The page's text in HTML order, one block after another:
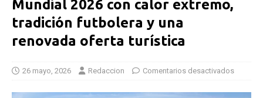
Mundial 2026 con calor extremo,
tradición futbolera y una
renovada oferta turística
26 mayo, 2026 Redaccion Comentarios desactivados